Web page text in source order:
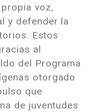
voz,
y defender la
Estos
al
del Programa
otorgado
que
de juventudes